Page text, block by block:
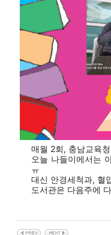
매월 2회, 충남교육
오늘 나들이에서는
ㅠ
대신 안경세척과, 혈
도서관은 다음주에